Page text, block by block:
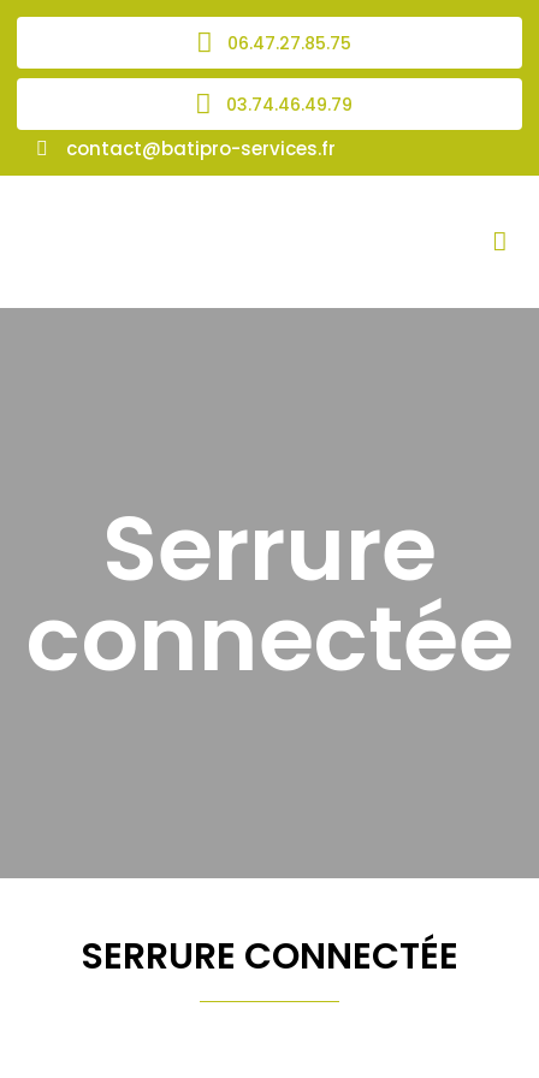
06.47.27.85.75
03.74.46.49.79
contact@batipro-services.fr
Serrure
connectée
SERRURE CONNECTÉE